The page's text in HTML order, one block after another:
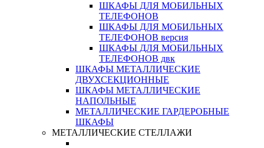
ШКАФЫ ДЛЯ МОБИЛЬНЫХ
ТЕЛЕФОНОВ
ШКАФЫ ДЛЯ МОБИЛЬНЫХ
ТЕЛЕФОНОВ версия
ШКАФЫ ДЛЯ МОБИЛЬНЫХ
ТЕЛЕФОНОВ двк
ШКАФЫ МЕТАЛЛИЧЕСКИЕ
ДВУХСЕКЦИОННЫЕ
ШКАФЫ МЕТАЛЛИЧЕСКИЕ
НАПОЛЬНЫЕ
МЕТАЛЛИЧЕСКИЕ ГАРДЕРОБНЫЕ
ШКАФЫ
МЕТАЛЛИЧЕСКИЕ СТЕЛЛАЖИ